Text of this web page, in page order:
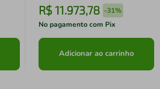
R$ 11.973,78 -31%
No pagamento com Pix
Adicionar ao carrinho